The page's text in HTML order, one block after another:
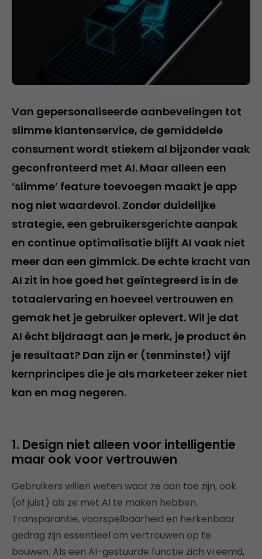
Van gepersonaliseerde aanbevelingen tot
slimme klantenservice, de gemiddelde
consument wordt stiekem al bijzonder vaak
geconfronteerd met AI. Maar alleen een
‘slimme’ feature toevoegen maakt je app
nog niet waardevol. Zonder duidelijke
strategie, een gebruikersgerichte aanpak
en continue optimalisatie blijft AI vaak niet
meer dan een gimmick. De echte kracht van
AI zit in hoe goed het geïntegreerd is in de
totaalervaring en hoeveel vertrouwen en
gemak het je gebruiker oplevert. Wil je dat
AI écht bijdraagt aan je merk, je product én
je resultaat? Dan zijn er (tenminste!) vijf
kernprincipes die je als marketeer zeker niet
kan en mag negeren.
1. Design niet alleen voor intelligentie
maar ook voor vertrouwen
Gebruikers willen weten waar ze aan toe zijn, ook
(of juist) als ze met AI te maken hebben.
Transparantie, voorspelbaarheid en herkenbaar
gedrag zijn essentieel om vertrouwen op te
bouwen. Als een AI-gestuurde functie zich vreemd,